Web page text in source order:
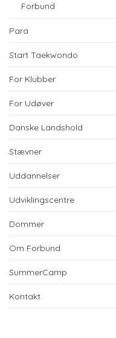
Forbund
Para
Start Taekwondo
For Klubber
For Udøver
Danske Landshold
Stævner
Uddannelser
Udviklingscentre
Dommer
Om Forbund
SummerCamp
Kontakt